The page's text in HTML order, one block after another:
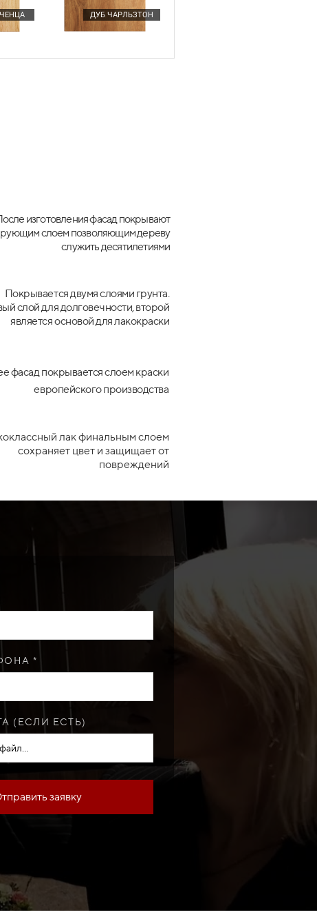
ДУБ ЧАРЛЬЗТОН
Подробнее
изготовления фасад покрывают
слоем позволяющим дереву
служить десятилетиями
Покрывается двумя слоями грунта.
слой для долговечности, второй
является основой для лакокраски
фасад покрывается слоем краски
европейского производства
лак финальным слоем
сохраняет цвет и защищает от
повреждений
*
(ЕСЛИ ЕСТЬ)
заявку